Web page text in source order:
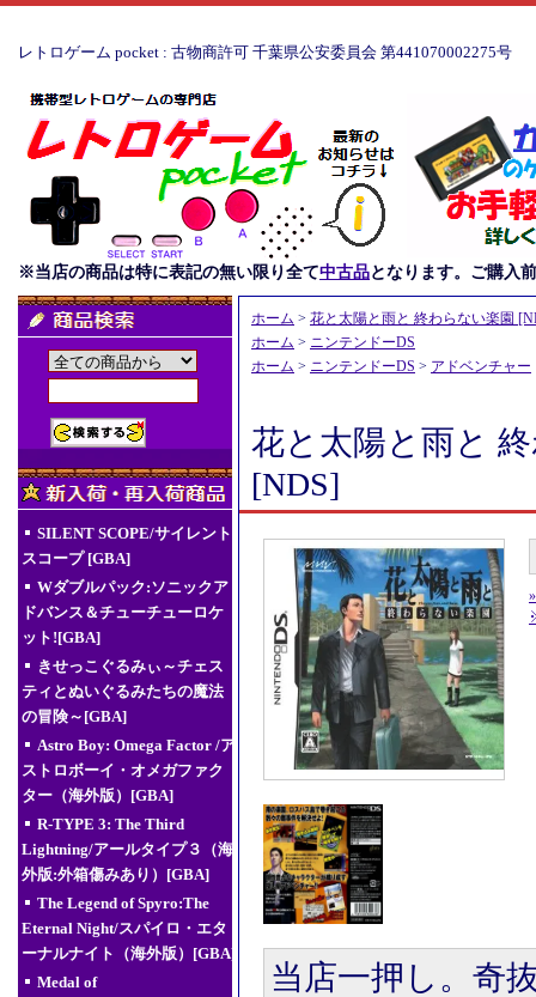
レトロゲーム pocket : 古物商許可 千葉県公安委員会 第441070002275号
※当店の商品は特に表記の無い限り全て中古品となります。ご購入
SILENT SCOPE/サイレント
スコープ [GBA]
Wダブルパック:ソニックア
ドバンス＆チューチューロケ
ット![GBA]
きせっこぐるみぃ～チェス
ティとぬいぐるみたちの魔法
の冒険～[GBA]
Astro Boy: Omega Factor /ア
ストロボーイ・オメガファク
ター（海外版）[GBA]
R-TYPE 3: The Third
Lightning/アールタイプ３（海
外版:外箱傷みあり）[GBA]
The Legend of Spyro:The
Eternal Night/スパイロ・エタ
ーナルナイト（海外版）[GBA]
Medal of
ホーム > 花と太陽と雨と 終わらない楽園
ホーム > ニンテンドーDS
ホーム > ニンテンドーDS > アドベンチャー
花と太陽と雨と
[NDS]
当店一押し。奇